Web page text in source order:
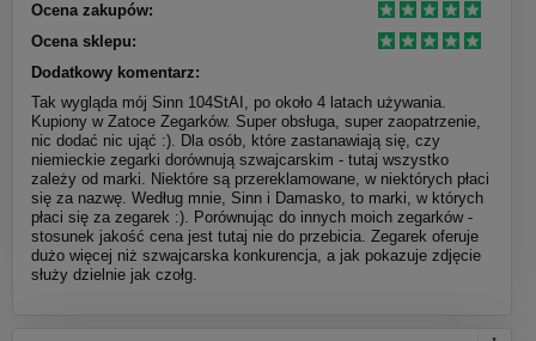
Ocena zakupów:
Ocena sklepu:
Dodatkowy komentarz:
Tak wygląda mój Sinn 104StAI, po około 4 latach używania.
Kupiony w Zatoce Zegarków. Super obsługa, super zaopatrzenie,
nic dodać nic ująć :). Dla osób, które zastanawiają się, czy
niemieckie zegarki dorównują szwajcarskim - tutaj wszystko
zależy od marki. Niektóre są przereklamowane, w niektórych płaci
się za nazwę. Według mnie, Sinn i Damasko, to marki, w których
płaci się za zegarek :). Porównując do innych moich zegarków -
stosunek jakość cena jest tutaj nie do przebicia. Zegarek oferuje
dużo więcej niż szwajcarska konkurencja, a jak pokazuje zdjęcie
służy dzielnie jak czołg.